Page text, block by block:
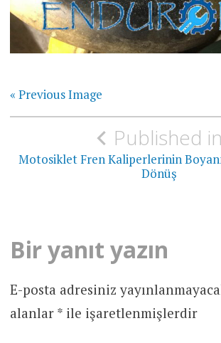
« Previous Image
Yazı
gezinmesiPublished in
Motosiklet Fren Kaliperlerinin
Dönüş
Bir yanıt yazın
E-posta adresiniz
alanlar *ile işaretlenmişlerdir